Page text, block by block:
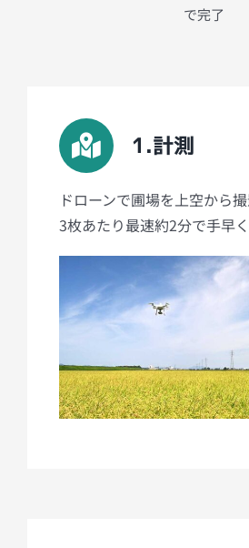
で完了
1.計測
ドローンで圃場を上空から
3枚あたり最速約2分で手早く